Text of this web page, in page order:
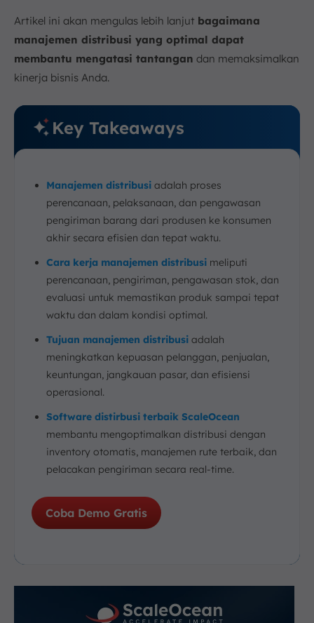
1. Distribusi Langsung
2. Distribusi Tidak Langsung
Kesimpulan
FAQ:
Artikel ini akan mengulas lebih lanjut bagaimana
manajemen distribusi yang optimal dapat
membantu mengatasi tantangan dan memaksimalkan
kinerja bisnis Anda.
Key Takeaways
Manajemen distribusi adalah proses
perencanaan, pelaksanaan, dan pengawasan
pengiriman barang dari produsen ke konsumen
akhir secara efisien dan tepat waktu.
Cara kerja manajemen distribusi meliputi
perencanaan, pengiriman, pengawasan stok, dan
evaluasi untuk memastikan produk sampai tepat
waktu dan dalam kondisi optimal.
Tujuan manajemen distribusi adalah
meningkatkan kepuasan pelanggan, penjualan,
keuntungan, jangkauan pasar, dan efisiensi
operasional.
Software distirbusi terbaik ScaleOcean
membantu mengoptimalkan distribusi dengan
inventory otomatis, manajemen rute terbaik, dan
pelacakan pengiriman secara real-time.
Coba Demo Gratis